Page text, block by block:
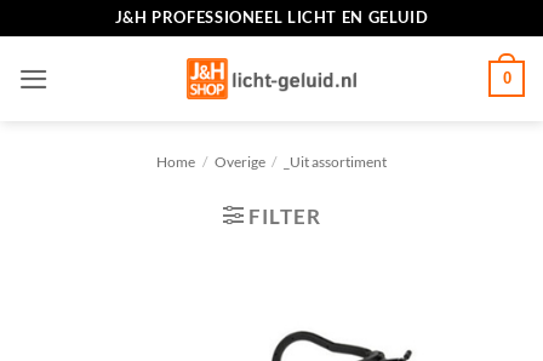
inhoud
J&H PROFESSIONEEL LICHT EN GELUID
0
Home / Overige / _Uit assortiment
FILTER